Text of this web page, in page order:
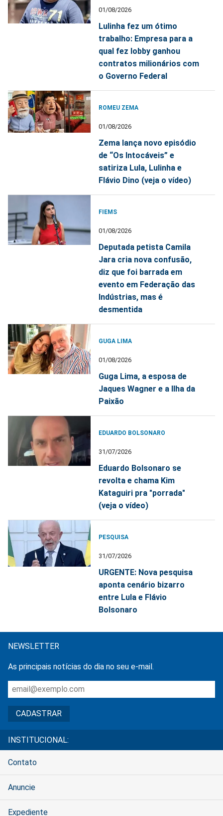
01/08/2026
Lulinha fez um ótimo
trabalho: Empresa para a
qual fez lobby ganhou
contratos milionários com
o Governo Federal
ROMEU ZEMA
01/08/2026
Zema lança novo episódio
de “Os Intocáveis” e
satiriza Lula, Lulinha e
Flávio Dino (veja o vídeo)
FIEMS
01/08/2026
Deputada petista Camila
Jara cria nova confusão,
diz que foi barrada em
evento em Federação das
Indústrias, mas é
desmentida
GUGA LIMA
01/08/2026
Guga Lima, a esposa de
Jaques Wagner e a Ilha da
Paixão
EDUARDO BOLSONARO
31/07/2026
Eduardo Bolsonaro se
revolta e chama Kim
Kataguiri pra "porrada"
(veja o vídeo)
PESQUISA
31/07/2026
URGENTE: Nova pesquisa
aponta cenário bizarro
entre Lula e Flávio
Bolsonaro
NEWSLETTER
As principais notícias do dia no seu e-mail.
INSTITUCIONAL:
Contato
Anuncie
Expediente